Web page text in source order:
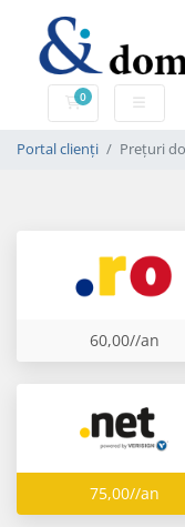
0
Coș de
Portal clienți Prețuri
60,00//an
75,00//an